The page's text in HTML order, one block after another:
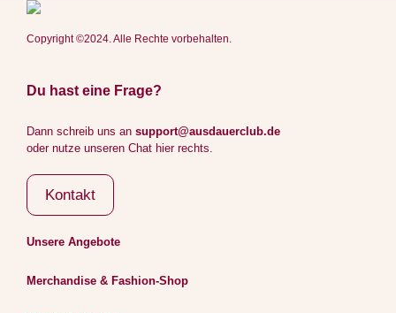
Copyright ©2024. Alle Rechte vorbehalten.
Du hast eine Frage?
Dann schreib uns an support@ausdauerclub.de
oder nutze unseren Chat hier rechts.
Kontakt
Unsere Angebote
Merchandise & Fashion-Shop